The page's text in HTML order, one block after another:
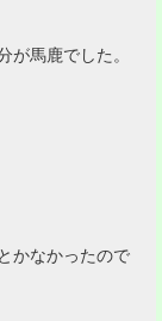
が馬鹿でした。
かなかったので